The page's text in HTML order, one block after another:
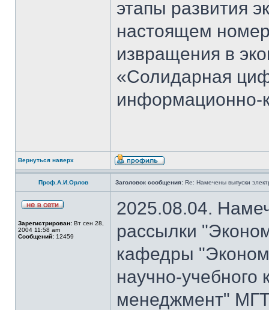
этапы развития
настоящем
извращения в
«Солидарная
информационно-
Вернуться наверх
Проф.А.И.Орлов Заголовок сообщения: Re: Намечены выпуски
Зарегистрирован: Вт сен 28,
2004 11:58 am
Сообщений: 12459
2025.08.04.
рассылки
кафедры
научно-
менеджмент"